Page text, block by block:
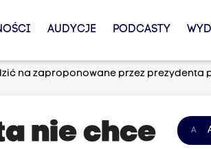
AUDYCJE PODCASTY
na zaproponowane przez prezydenta
A
nie chce